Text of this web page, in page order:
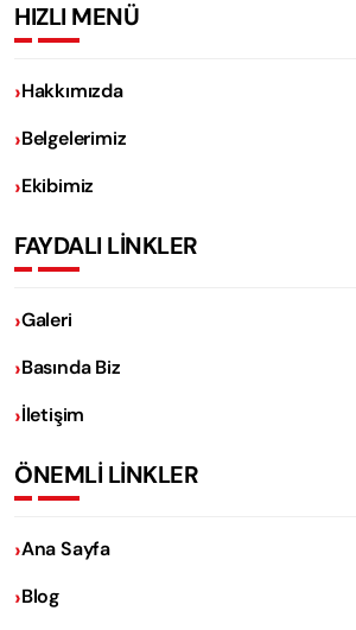
HIZLI MENÜ
Hakkımızda
Belgelerimiz
Ekibimiz
FAYDALI LİNKLER
Galeri
Basında Biz
İletişim
ÖNEMLİ LİNKLER
Ana Sayfa
Blog